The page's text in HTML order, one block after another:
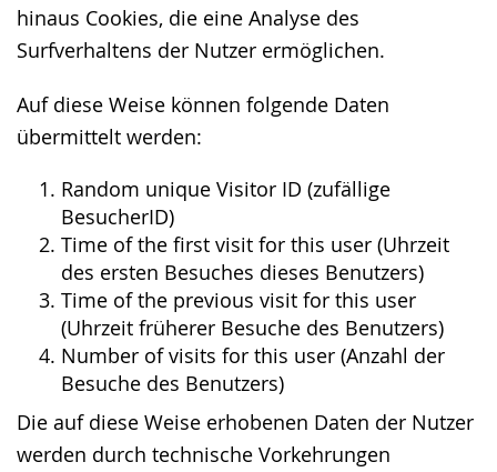
hinaus Cookies, die eine Analyse des
Surfverhaltens der Nutzer ermöglichen.
Auf diese Weise können folgende Daten
übermittelt werden:
Random unique Visitor ID (zufällige
BesucherID)
Time of the first visit for this user (Uhrzeit
des ersten Besuches dieses Benutzers)
Time of the previous visit for this user
(Uhrzeit früherer Besuche des Benutzers)
Number of visits for this user (Anzahl der
Besuche des Benutzers)
Die auf diese Weise erhobenen Daten der Nutzer
werden durch technische Vorkehrungen